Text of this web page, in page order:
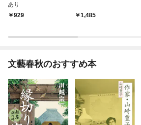
あり
929
1,485
文藝春秋のおすすめ本